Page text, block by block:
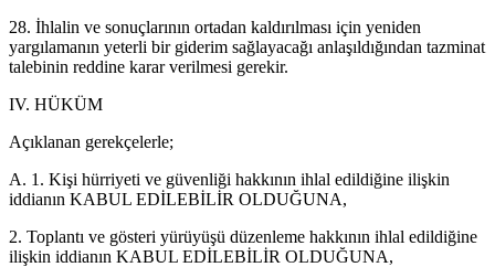
28. İhlalin ve sonuçlarının ortadan kaldırılması için yeniden
yargılamanın yeterli bir giderim sağlayacağı anlaşıldığından tazminat
talebinin reddine karar verilmesi gerekir.
IV. HÜKÜM
Açıklanan gerekçelerle;
A. 1. Kişi hürriyeti ve güvenliği hakkının ihlal edildiğine ilişkin
iddianın KABUL EDİLEBİLİR OLDUĞUNA,
2. Toplantı ve gösteri yürüyüşü düzenleme hakkının ihlal edildiğine
ilişkin iddianın KABUL EDİLEBİLİR OLDUĞUNA,